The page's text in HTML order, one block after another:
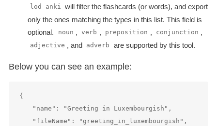
lod-anki will filter the flashcards (or words), and export
only the ones matching the types in this list. This field is
optional.
noun , verb , preposition , conjunction ,
adjective , and adverb are supported by this tool.
Below you can see an example:
{
    "name": "Greeting in Luxembourgish",
    "fileName": "greeting_in_luxembourgish",